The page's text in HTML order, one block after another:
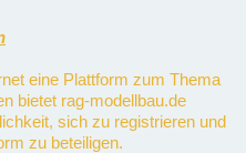
eine Plattform zum Thema
bietet rag-modellbau.de
sich zu registrieren und
zu beteiligen.